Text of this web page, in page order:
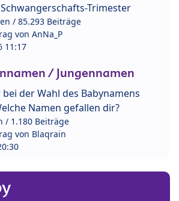
Trimester
/ 85.293 Beiträge
von AnNa_P
11:17
/ Jungennamen
der Wahl des Babynamens
Namen gefallen dir?
/ 1.180 Beiträge
von Blaqrain